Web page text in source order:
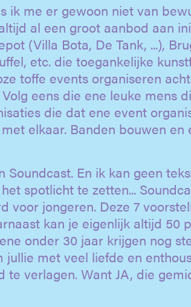
ik me er gewoon niet van
al een groot aanbod aan
(Villa Bota, De Tank, ...),
etc. die toegankelijke
toffe events organiseren
eens die ene leuke mens
die dat ene event
elkaar. Banden bouwen en
En ik kan geen
spotlicht te zetten...
voor jongeren. Deze 7
kan je eigenlijk altijd 50
onder 30 jaar krijgen nog
met veel liefde en
verlagen. Want JA, die